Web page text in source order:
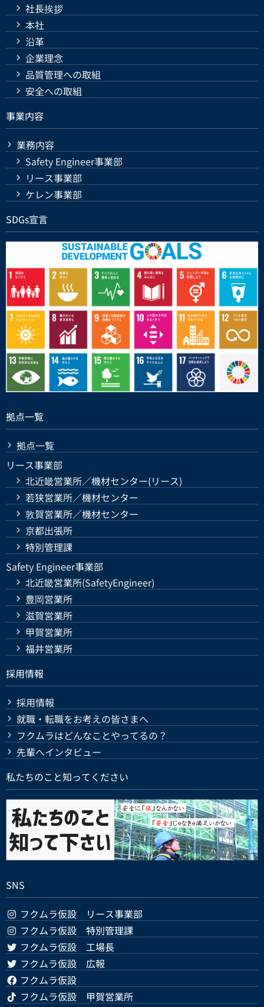
社長挨拶
本社
沿革
企業理念
品質管理への取組
安全への取組
事業内容
業務内容
Safety Engineer事業部
リース事業部
ケレン事業部
SDGs宣言
拠点一覧
拠点一覧
リース事業部
北近畿営業所／機材センター(リース)
若狭営業所／機材センター
敦賀営業所／機材センター
京都出張所
特別管理課
Safety Engineer事業部
北近畿営業所(SafetyEngineer)
豊岡営業所
滋賀営業所
甲賀営業所
福井営業所
採用情報
採用情報
就職・転職をお考えの皆さまへ
フクムラはどんなことやってるの？
先輩へインタビュー
私たちのこと知ってください
SNS
フクムラ仮設 リース事業部
フクムラ仮設 特別管理課
フクムラ仮設 工場長
フクムラ仮設 広報
フクムラ仮設
フクムラ仮設 甲賀営業所